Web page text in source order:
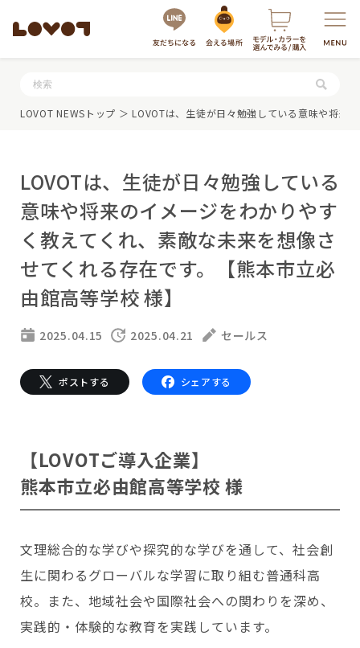
服・グッズの購入はこちら
LOVOTを選ぶ
最新モデル
LOVOT 3.0
費用をシミュレーション / 購入
LOVOT 2.0
LOVOT 2.0について詳しく
費用をシミュレーション / 購入
開発者の想い
LOVOTの歩みと未来
公式ウェア
価格・暮らしの費用を詳しく
ペットとして
大切な方への贈りものとして
会いに行く
近くの会える場所を探す
LIVE配信
LOVOT購入キャンペーン
LOVOTの返金保証
ご購入前のよくある質問
今月のキャンペーン情報
24回分割払い特別低金利
LOVOT紹介制度
訪問設定サポート
これからLOVOTをお迎えしたい方へ
お迎えを迷われている方へ
LOVOTオーナーの方へ
お役立ちガイド
サポートサービス(ご契約者様用)
LOVOT コンシェルジュ
法人のお客様へ
OFFICE LOVOT
LOVOT 導入事例
法人様限定 無料お試し導入
LOVOT本体・グッズ
お知らせ
LOVOT NEWSトップ ＞ LOVOTは、生徒が日々勉強している意味や将来
LOVOTは、生徒が日々勉強している
意味や将来のイメージをわかりやす
く教えてくれ、素敵な未来を想像さ
せてくれる存在です。【熊本市立必
由館高等学校 様】
2025.04.15 2025.04.21 セールス
ポストする シェアする
【LOVOTご導入企業】
熊本市立必由館高等学校 様
文理総合的な学びや探究的な学びを通して、社会創
生に関わるグローバルな学習に取り組む普通科高
校。また、地域社会や国際社会への関わりを深め、
実践的・体験的な教育を実践しています。